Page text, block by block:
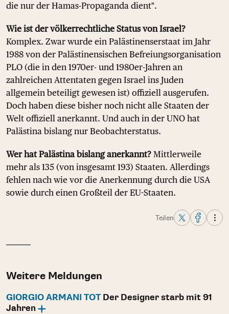
die nur der Hamas-Propaganda dient".
Wie ist der völkerrechtliche Status von Israel?
Komplex. Zwar wurde ein Palästinenserstaat im Jahr
1988 von der Palästinensischen Befreiungsorganisation
PLO (die in den 1970er- und 1980er-Jahren an
zahlreichen Attentaten gegen Israel ins Juden
allgemein beteiligt gewesen ist) offiziell ausgerufen.
Doch haben diese bisher noch nicht alle Staaten der
Welt offiziell anerkannt. Und auch in der UNO hat
Palästina bislang nur Beobachterstatus.
Wer hat Palästina bislang anerkannt? Mittlerweile
mehr als 135 (von insgesamt 193) Staaten. Allerdings
fehlen nach wie vor die Anerkennung durch die USA
sowie durch einen Großteil der EU-Staaten.
Teilen
Weitere Meldungen
GIORGIO ARMANI TOTDer Designer starb mit 91
Jahren